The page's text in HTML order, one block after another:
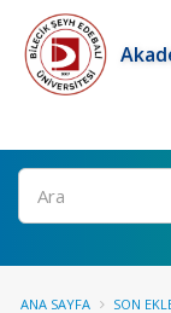
Ara
ANA SAYFA SON